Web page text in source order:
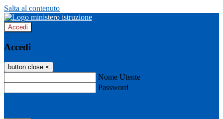
Salta al contenuto
Accedi
Accedi
button close ×
Nome Utente
Password